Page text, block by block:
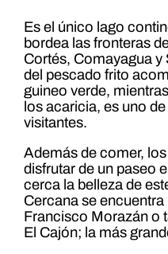
Es el único lago
bordea las fronteras
Cortés, Comayagua y
del pescado frito
guineo verde,
los acaricia, es uno
visitantes.
Además de comer,
disfrutar de un paseo
cerca la belleza de
Cercana se
Francisco Morazán o
El Cajón; la más